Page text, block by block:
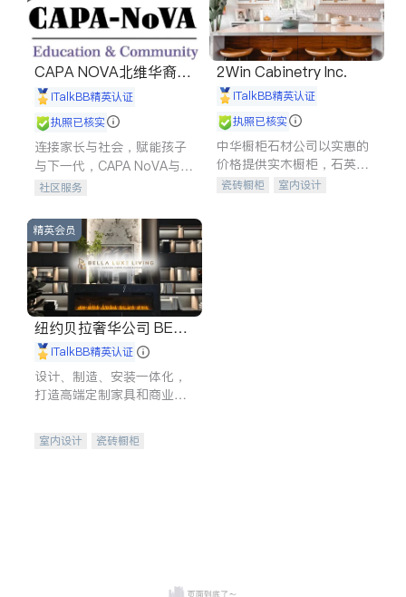
CAPA NOVA北维华裔家
长会iTalkBB精英认证
执照已核实
连接家长与社会，赋能孩子
与下一代，CAPA NoVA与您
携手建设包容、公平、充满
社区服务
2Win Cabinetry Inc.
iTalkBB精英认证
执照已核实
中华橱柜石材公司以实惠的
价格提供实木橱柜，石英石
台面，多种优质不锈钢水
瓷砖橱柜
室内设计
精英会员
纽约贝拉奢华公司 BELL
A LUXE
iTalkBB精英认证
设计、制造、安装一体化，
打造高端定制家具和商业空
室内设计
瓷砖橱柜